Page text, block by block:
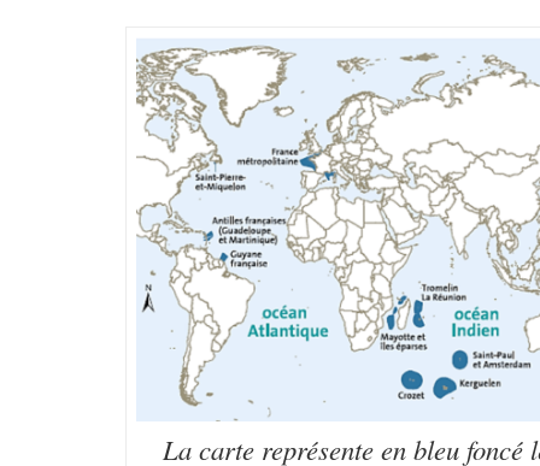
La carte représente en bleu foncé